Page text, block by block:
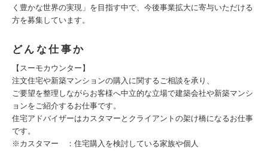
く豊かな世界の実現」を目指す中で、今後事業拡大に寄与いただける
方を募集しています。
どんな仕事か
【スーモカウンター】
注文住宅や新築マンションの購入に関するご相談を承り、
ご要望を整理しながらお客様へ中立的な立場で建築会社や新築マンシ
ョンをご紹介するお仕事です。
住宅アドバイザーはカスタマーとクライアントの架け橋になるお仕事
です。
※カスタマー ：住宅購入を検討している家族や個人